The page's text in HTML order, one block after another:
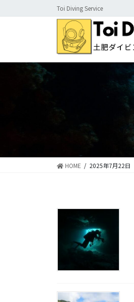
ン
に
ビ
ョ
Toi Diving Service
HOME 2025年7月22日